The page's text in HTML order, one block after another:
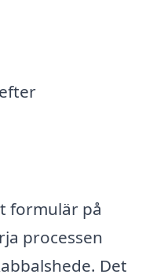
formulär på
processen
Det